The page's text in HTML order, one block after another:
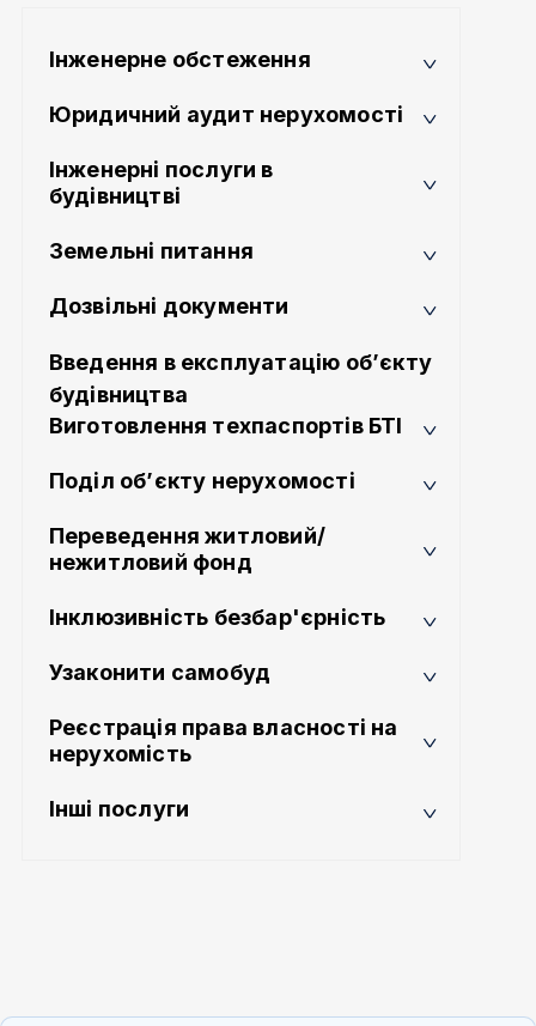
Інженерне обстеження
Юридичний аудит нерухомості
Інженерні послуги в
будівництві
Земельні питання
Дозвільні документи
Введення в експлуатацію об’єкту
будівництва
Виготовлення техпаспортів БТІ
Поділ об’єкту нерухомості
Переведення житловий/
нежитловий фонд
Інклюзивність безбар'єрність
Узаконити самобуд
Реєстрація права власності на
нерухомість
Інші послуги